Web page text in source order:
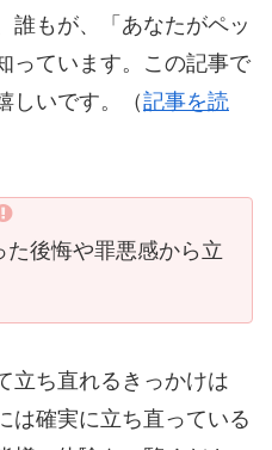
誰もが、「あなたがペッ
っています。この記事で
しいです。（記事を読
後悔や罪悪感から立
立ち直れるきっかけは
は確実に立ち直っている